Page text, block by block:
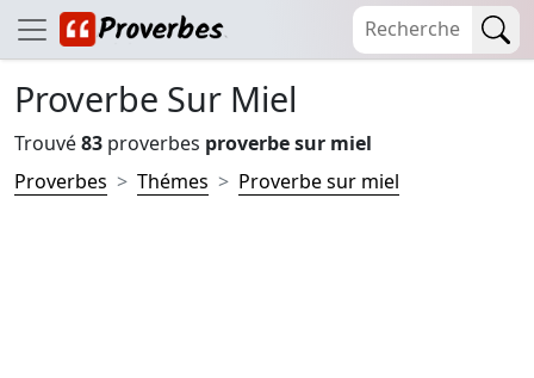
Proverbe Sur Miel
Trouvé83 proverbes proverbe sur miel
Proverbes
Thémes Proverbe sur miel